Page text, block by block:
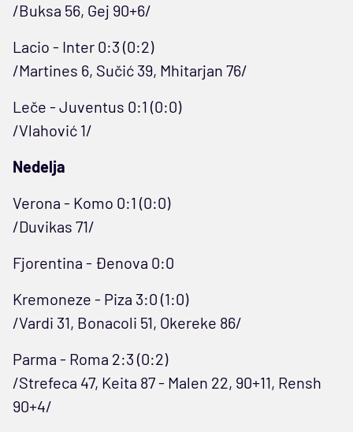
/Buksa 56, Gej 90+6/
Lacio - Inter 0:3 (0:2)
/Martines 6, Sučić 39, Mhitarjan 76/
Leče - Juventus 0:1 (0:0)
/Vlahović 1/
Nedelja
Verona - Komo 0:1 (0:0)
/Duvikas 71/
Fjorentina - Đenova 0:0
Kremoneze - Piza 3:0 (1:0)
/Vardi 31, Bonacoli 51, Okereke 86/
Parma - Roma 2:3 (0:2)
/Strefeca 47, Keita 87 - Malen 22, 90+11, Rensh
90+4/